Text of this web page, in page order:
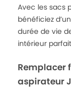
Avec les sacs
bénéficiez
durée de vie
intérieur
Remplacer
aspirateur